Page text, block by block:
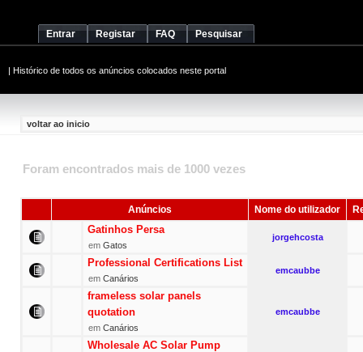
Entrar Registar FAQ Pesquisar
| Histórico de todos os anúncios colocados neste portal
voltar ao inicio
Foram encontrados mais de 1000 vezes
Anúncios Nome do utilizador
Gatinhos Persa
em Gatos
jorgehcosta
Professional Certifications List
em Canários
emcaubbe
frameless solar panels
quotation
em Canários
emcaubbe
Wholesale AC Solar Pump